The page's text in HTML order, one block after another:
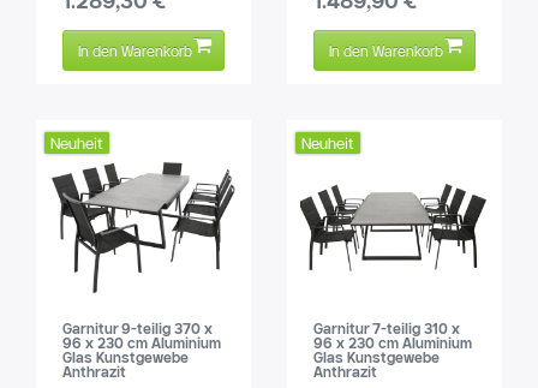
In den Warenkorb In den Warenkorb
Neuheit
Garnitur 9-teilig 370 x
96 x 230 cm Aluminium
Glas Kunstgewebe
Anthrazit
Neuheit
Garnitur 7-teilig 310 x
96 x 230 cm Aluminium
Glas Kunstgewebe
Anthrazit